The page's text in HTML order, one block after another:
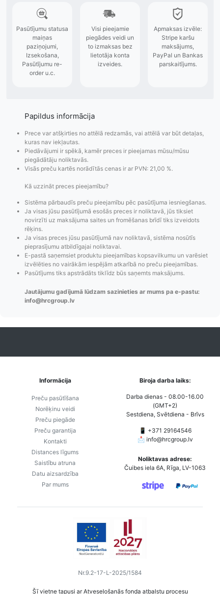
Pasūtījumu statusa
maiņas
paziņojumi,
Izsekošana,
Pasūtījumu re-
order u.c.
Visi pieejamie
to izmaksas bez
lietotāja konta
izveides.
Papildus informācija
Prece var atšķirties no attēlā redzamās, vai attēlā var būt detaļas,
kuras nav iekļautas.
Piedāvājumi ir spēkā, kamēr preces ir pieejamas mūsu/mūsu
piegādātāju noliktavās.
Visās preču kartēs norādītās cenas ir ar PVN: 21,00 %.
Kā uzzināt preces pieejamību?
Sistēma pārbaudīs preču pieejamību pēc pasūtījuma iesniegšanas.
Ja visas jūsu pasūtījumā esošās preces ir noliktavā, jūs tiksiet
novirzīti uz maksājuma saites un fromēšanas brīdī tiks izveidots
rēķins.
Ja visas preces jūsu pasūtījumā nav noliktavā, sistēma nosūtīs
pieprasījumu atbildīgajai noliktavai.
E-pastā saņemsiet produktu pieejamības kopsavilkumu un varēsiet
izvēlēties no vairākām iespējām atkarībā no preču pieejamības.
Pasūtījums tiks apstrādāts tiklīdz būs saņemts maksājums.
Jautājumu gadījumā lūdzam sazinieties ar mums pa e-pastu:
info@hrcgroup.lv
Informācija
Preču pasūtīšana
Norēķinu veidi
Preču piegāde
Preču garantija
Kontakti
Distances līgums
Saistību atruna
Datu aizsardzība
Par mums
Biroja darba laiks:
Darba dienas - 08.00-16.00
(GMT+2)
Sestdiena, Svētdiena - Brīvs
📱 +371 29164546
📩 info@hrcgroup.lv
Noliktavas adrese:
Čuibes iela 6A, Rīga, LV-1063
Nr.9.2-17-L-2025/1584
Šī vietne tapusi ar Atveseļošanās fonda atbalstu procesu